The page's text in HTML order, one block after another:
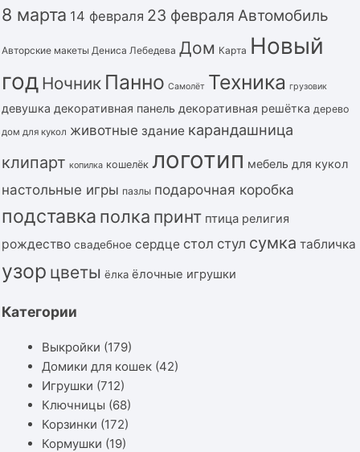
8 марта 14 февраля 23 февраля Автомобиль
Авторские макеты Дениса Лебедева Дом Карта Новый
год Ночник Панно Самолёт Техника грузовик
девушка декоративная панель декоративная решётка дерево
дом для кукол животные здание карандашница
клипарт копилка кошелёк логотип мебель для кукол
настольные игры пазлы подарочная коробка
подставка полка принт птица религия
рождество свадебное сердце стол стул сумка табличка
узор цветы ёлка ёлочные игрушки
Категории
Выкройки (179)
Домики для кошек (42)
Игрушки (712)
Ключницы (68)
Корзинки (172)
Кормушки (19)